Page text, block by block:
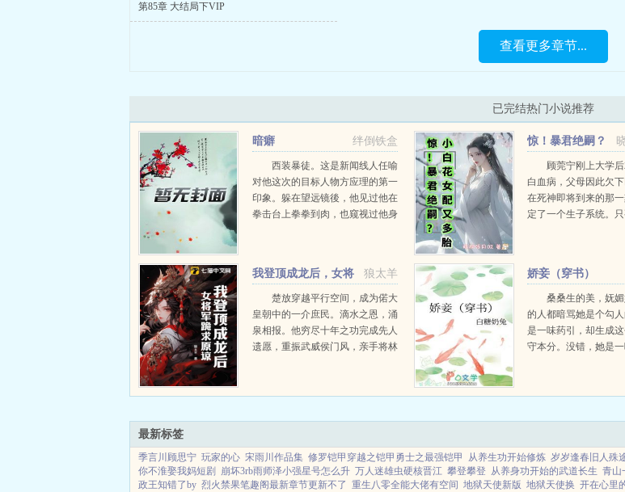
第85章 大结局下VIP
查看更多章节...
已完结热门小说推荐
绊倒铁盒
暗癖
西装暴徒。这是新闻线人任喻
对他这次的目标人物方应理的第一
印象。躲在望远镜後，他见过他在
拳击台上拳拳到肉，也窥视过他身
想要的...
惊！暴君绝嗣？
小白花女配又多胎
顾莞宁刚上大学
白血病，父母因此欠下
在死神即将到来的那
定了一个生子系统。
嗜杀的绝嗣暴君已完
狼太羊
我登顶成龙后，女将
军跪求原谅
楚放穿越平行空间，成为偌大
皇朝中的一介庶民。滴水之恩，涌
泉相报。他穷尽十年之功完成先人
遗愿，重振武威侯门风，亲手将林
想，人心易变。关键...
娇妾（穿书）
桑桑生的美，妩
的人都暗骂她是个勾
是一味药引，却生成
守本分。没错，她是
最新标签
季言川顾思宁 玩家的心 宋雨川作品集 修罗铠甲穿越之铠甲勇士之最强铠甲 从养生功开始修炼 岁岁逢春旧人殊
你不淮娶我妈短剧
崩坏3rb雨师泽小强星号怎么升 万人迷雄虫硬核晋江 攀登攀登 从养身功开始的武道长生 青山
政王知错了by 烈火禁果笔趣阁最新章节更新不了 重生八零全能大佬有空间 地狱天使新版 地狱天使换 开在心里